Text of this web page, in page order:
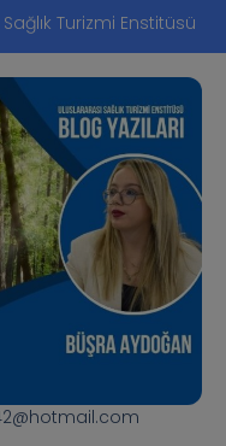
Turizmi Enstitüsü